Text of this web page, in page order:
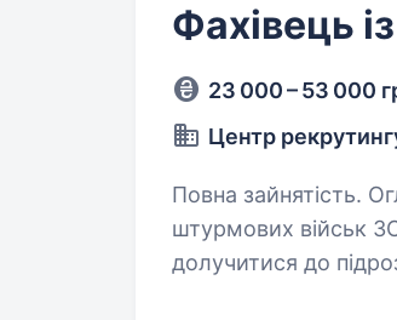
Фахівець
23 000 – 53 000
Центр
Повна зайнятість. Огляд 2 центр рекрутингу — складова Десантно-
штурмових військ
долучитися до